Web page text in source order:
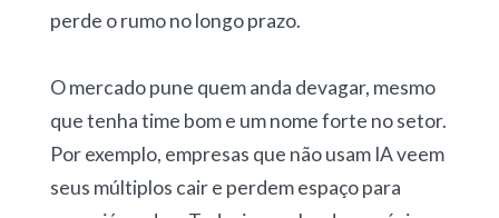
perde o rumo no longo prazo.
O mercado pune quem anda devagar, mesmo
que tenha time bom e um nome forte no setor.
Por exemplo, empresas que não usam IA veem
seus múltiplos cair e perdem espaço para